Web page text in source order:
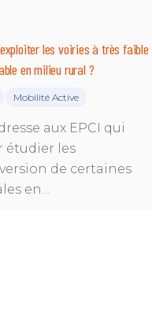
exploiter les voiries à très faible
en milieu rural ?
Mobilité Active
aux EPCI qui
étudier les
de certaines
en…